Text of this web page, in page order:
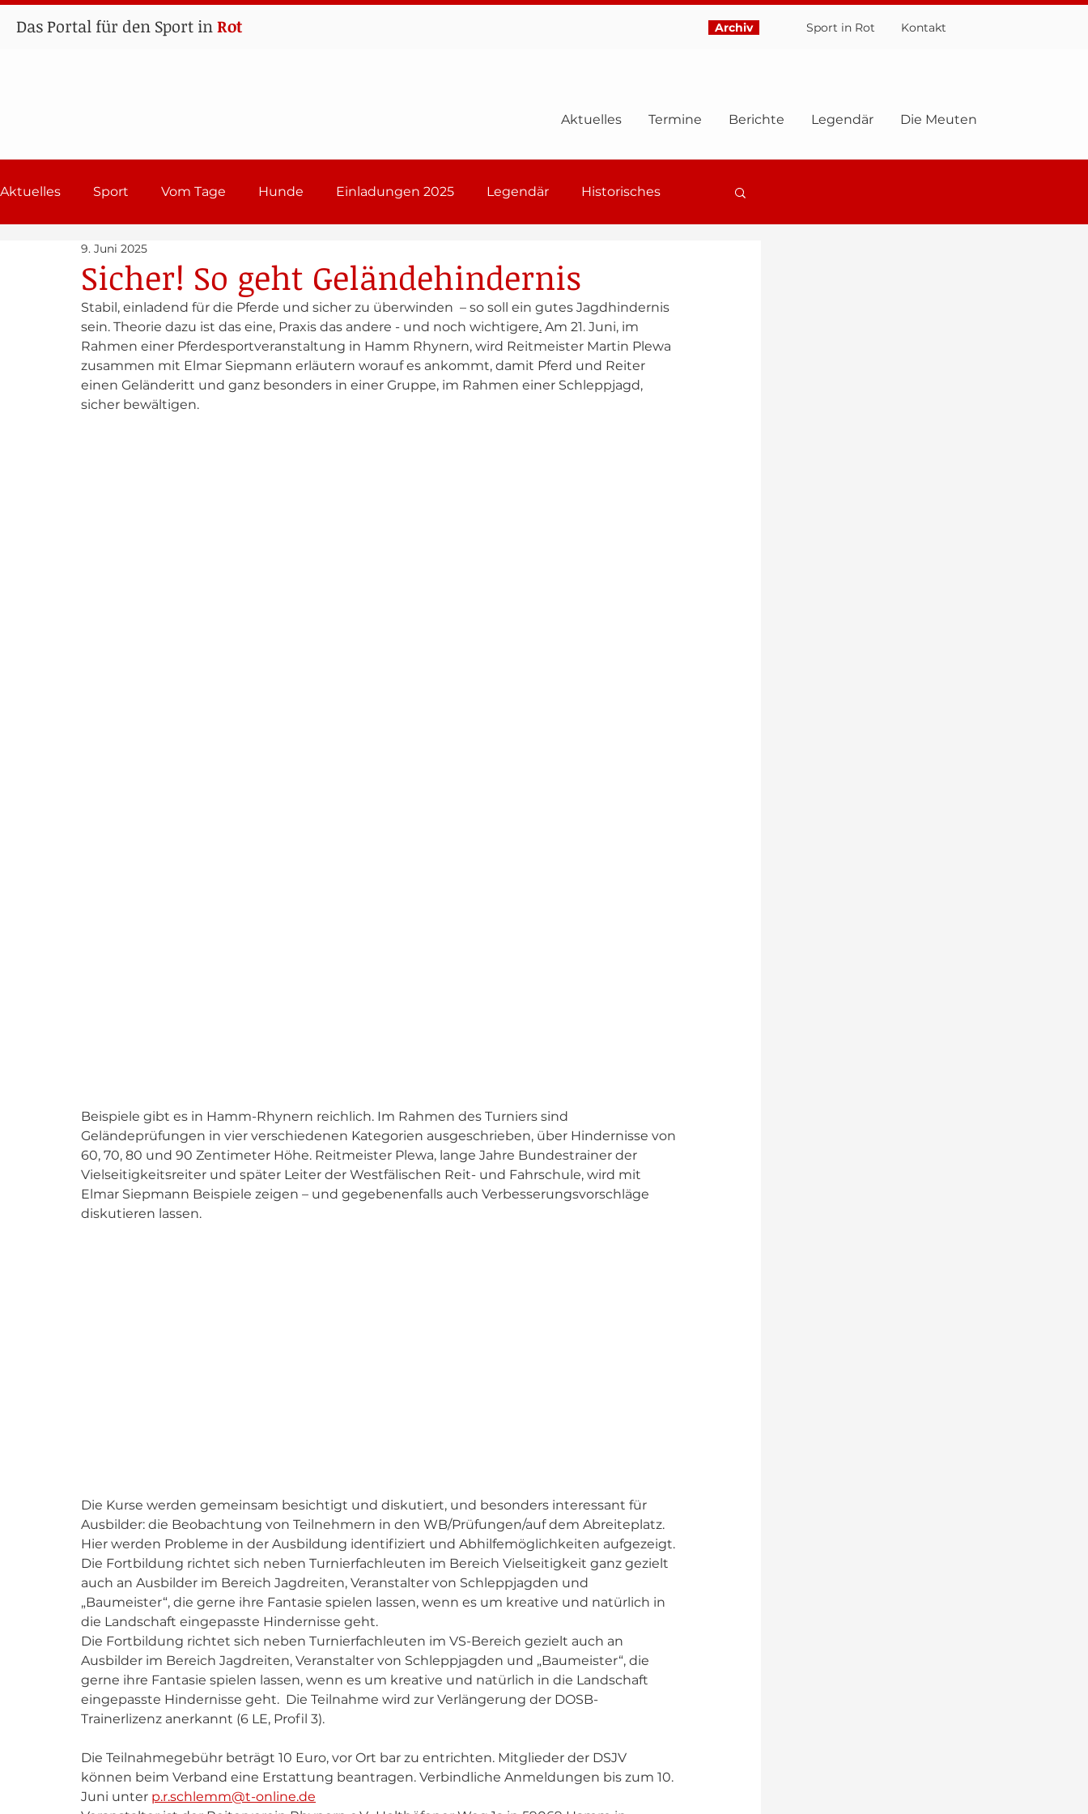
Das Portal für den Sport inRot Archiv Sport in Rot Kontakt
Aktuelles Termine Berichte Legendär Die Meuten
Aktuelles Sport Vom Tage Hunde Einladungen 2025 Legendär Historisches
Lehrgänge Sport in Rot
Sicher! So geht Geländehindernis
9. Juni 2025
Stabil, einladend für die Pferde und sicher zu überwinden  – so soll ein gutes Jagdhindernis
sein. Theorie dazu ist das eine, Praxis das andere - und noch wichtigere. Am 21. Juni, im
Rahmen einer Pferdesportveranstaltung in Hamm Rhynern, wird Reitmeister Martin Plewa
zusammen mit Elmar Siepmann erläutern worauf es ankommt, damit Pferd und Reiter
einen Geländeritt und ganz besonders in einer Gruppe, im Rahmen einer Schleppjagd,
sicher bewältigen.
Beispiele gibt es in Hamm-Rhynern reichlich. Im Rahmen des Turniers sind
Geländeprüfungen in vier verschiedenen Kategorien ausgeschrieben, über Hindernisse von
60, 70, 80 und 90 Zentimeter Höhe. Reitmeister Plewa, lange Jahre Bundestrainer der
Vielseitigkeitsreiter und später Leiter der Westfälischen Reit- und Fahrschule, wird mit
Elmar Siepmann Beispiele zeigen – und gegebenenfalls auch Verbesserungsvorschläge
diskutieren lassen.
Die Kurse werden gemeinsam besichtigt und diskutiert, und besonders interessant für
Ausbilder: die Beobachtung von Teilnehmern in den WB/Prüfungen/auf dem Abreiteplatz.
Hier werden Probleme in der Ausbildung identifiziert und Abhilfemöglichkeiten aufgezeigt.
Die Fortbildung richtet sich neben Turnierfachleuten im Bereich Vielseitigkeit ganz gezielt
auch an Ausbilder im Bereich Jagdreiten, Veranstalter von Schleppjagden und
„Baumeister“, die gerne ihre Fantasie spielen lassen, wenn es um kreative und natürlich in
die Landschaft eingepasste Hindernisse geht.
Die Fortbildung richtet sich neben Turnierfachleuten im VS-Bereich gezielt auch an
Ausbilder im Bereich Jagdreiten, Veranstalter von Schleppjagden und „Baumeister“, die
gerne ihre Fantasie spielen lassen, wenn es um kreative und natürlich in die Landschaft
eingepasste Hindernisse geht.  Die Teilnahme wird zur Verlängerung der DOSB-
Trainerlizenz anerkannt (6 LE, Profil 3).
Die Teilnahmegebühr beträgt 10 Euro, vor Ort bar zu entrichten. Mitglieder der DSJV
können beim Verband eine Erstattung beantragen. Verbindliche Anmeldungen bis zum 10.
Juni unter p.r.schlemm@t-online.de